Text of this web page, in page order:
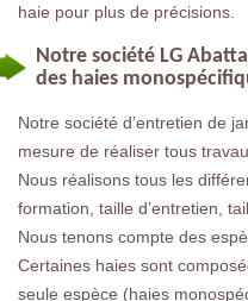
haie pour plus de précisions.
Notre société LG
des haies
Notre société d’entretien de
mesure de réaliser tous
Nous réalisons tous les
formation, taille d’entretien,
Nous tenons compte des
Certaines haies sont
seule espèce (haies